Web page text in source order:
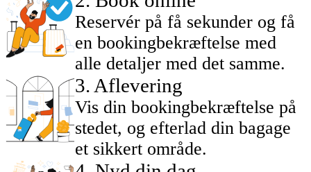
Reservér på få sekunder og få
en bookingbekræftelse med
alle detaljer med det samme.
3. Aflevering
Vis din bookingbekræftelse på
stedet, og efterlad din bagage
et sikkert område.